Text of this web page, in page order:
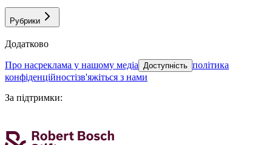
Рубрики
Додатково
про насреклама у нашому медіа Доступність політика
конфіденційностізв'яжіться з нами
За підтримки: